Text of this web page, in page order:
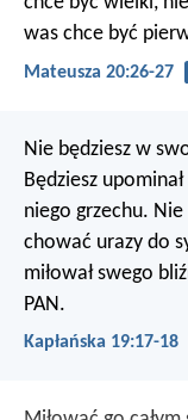
was chce być
Mateusza 20:26-27
Nie będziesz w
Będziesz
niego grzechu. Nie
chować urazy do
miłował swego
PAN.
Kapłańska 19:17-18